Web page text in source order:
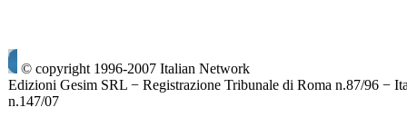
© copyright 1996-2007 Italian Network
Edizioni Gesim SRL − Registrazione Tribunale di Roma n.87/96 −
n.147/07